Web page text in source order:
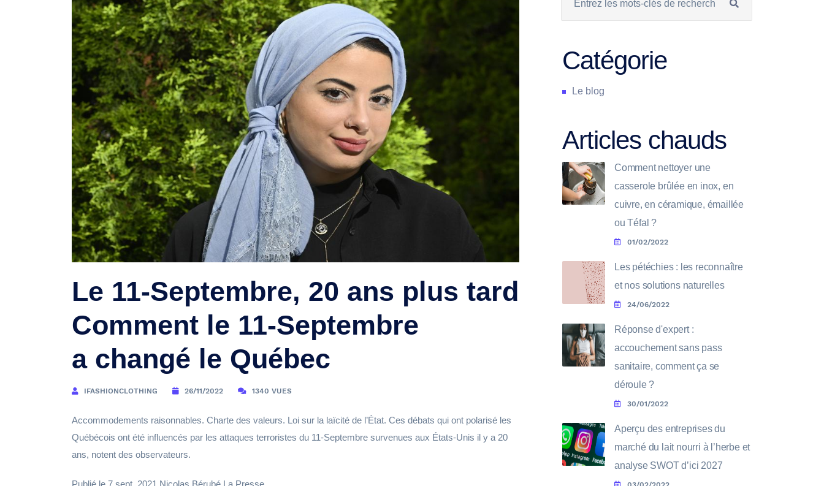
Le 11-Septembre, 20 ans plus tard
Comment le 11-Septembre
a changé le Québec
IFASHIONCLOTHING 26/11/2022 1340 VUES
Accommodements raisonnables. Charte des valeurs. Loi sur la laïcité de l’État. Ces débats qui ont polarisé les
Québécois ont été influencés par les attaques terroristes du 11-Septembre survenues aux États-Unis il y a 20
ans, notent des observateurs.
Publié le 7 sept. 2021 Nicolas Bérubé La Presse
Catégorie
Le blog
Articles chauds
Comment nettoyer une
casserole brûlée en inox, en
cuivre, en céramique, émaillée
ou Téfal ?
01/02/2022
Les pétéchies : les reconnaître
et nos solutions naturelles
24/06/2022
Réponse d'expert :
accouchement sans pass
sanitaire, comment ça se
déroule ?
30/01/2022
Aperçu des entreprises du
marché du lait nourri à l’herbe et
analyse SWOT d’ici 2027